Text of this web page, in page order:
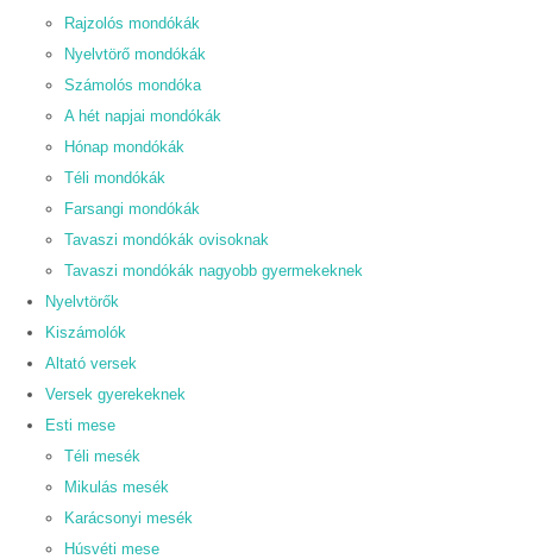
Rajzolós mondókák
Nyelvtörő mondókák
Számolós mondóka
A hét napjai mondókák
Hónap mondókák
Téli mondókák
Farsangi mondókák
Tavaszi mondókák ovisoknak
Tavaszi mondókák nagyobb gyermekeknek
Nyelvtörők
Kiszámolók
Altató versek
Versek gyerekeknek
Esti mese
Téli mesék
Mikulás mesék
Karácsonyi mesék
Húsvéti mese